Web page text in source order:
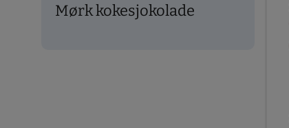
Mørk kokesjokolade